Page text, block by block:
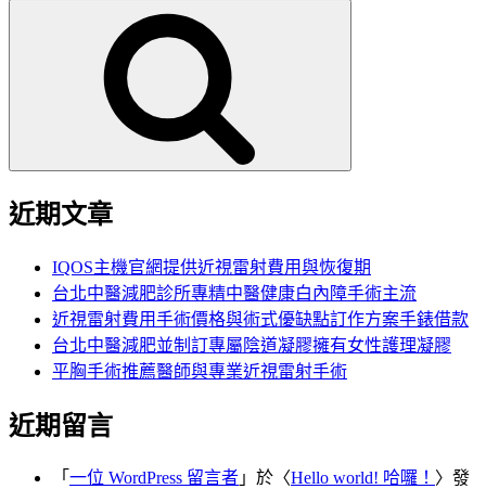
近期文章
IQOS主機官網提供近視雷射費用與恢復期
台北中醫減肥診所專精中醫健康白內障手術主流
近視雷射費用手術價格與術式優缺點訂作方案手錶借款
台北中醫減肥並制訂專屬陰道凝膠擁有女性護理凝膠
平胸手術推薦醫師與專業近視雷射手術
近期留言
「 一位 WordPress 留言者 」於〈Hello world! 哈囉！ 〉發